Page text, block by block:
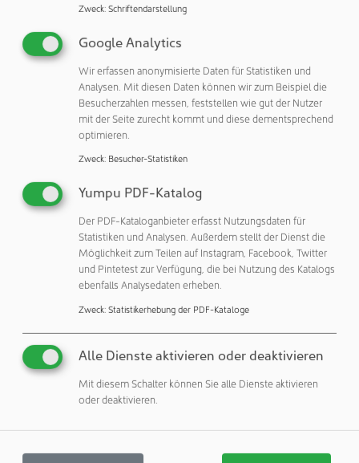
„Der Vergleich unseres digitalen Modells aus dem Projekt
PEARL mit realen Messungen ergab eine erstaunliche
Genauigkeit. Dank dieser validierten Erkenntnisse können
wir die Leistung, Sicherheit und den Komfort zukünftiger
Labordesigns direkt im digitalen Zwilling optimieren“,
sagte Tim Walsh, Global Solution Director für Life Sciences
bei Siemens Smart Infrastructure.
Aufgrund von Investitionen in Forschung und Entwicklung,
Pipeline neuer Medikamente steigt die Nachfrage nach
Laborflächen in allen Schlüsselregionen. Allein im
Vereinigten Königreich werden Schätzungen zufolge in
den nächsten fünf Jahren eine Million Quadratmeter an
zusätzlichen Laborflächen benötigt, um den
prognostizierten Forschungsbedarf zu decken. Die
Ergebnisse der Studie tragen dazu bei, den dringenden
Bedarf an sichereren, flexibleren und energieeffizienten
Laboren zu decken.
Basierend auf den Erkenntnissen aus dem Projekt PEARL
hat Siemens das Smart Lab Ecosystem (SLE)
skalierbare Laborumgebungen schaffen lassen, die auf
Zweck: Schriftendarstellung
Google Analytics
Wir erfassen anonymisierte Daten für Statistiken und
Analysen. Mit diesen Daten können wir zum Beispiel die
Besucherzahlen messen, feststellen wie gut der Nutzer
mit der Seite zurecht kommt und diese dementsprechend
optimieren.
Zweck: Besucher-Statistiken
Yumpu PDF-Katalog
Der PDF-Kataloganbieter erfasst Nutzungsdaten für
Statistiken und Analysen. Außerdem stellt der Dienst die
Möglichkeit zum Teilen auf Instagram, Facebook, Twitter
und Pintetest zur Verfügung, die bei Nutzung des Katalogs
ebenfalls Analysedaten erheben.
Zweck: Statistikerhebung der PDF-Kataloge
Alle Dienste aktivieren oder deaktivieren
Mit diesem Schalter können Sie alle Dienste aktivieren
oder deaktivieren.